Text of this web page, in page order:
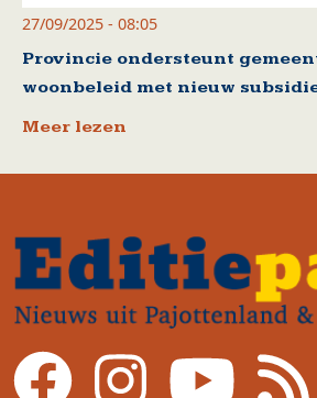
27/09/2025 - 08:05
Provincie ondersteunt
woonbeleid met nieuw
Meer lezen